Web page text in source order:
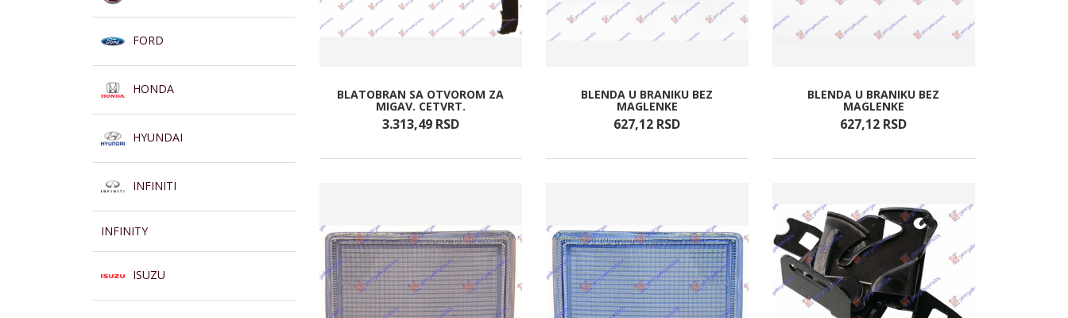
FORD
HONDA
HYUNDAI
INFINITI
INFINITY
ISUZU
BLATOBRAN SA OTVOROM ZA
MIGAV. CETVRT.
3.313,49 RSD
BLENDA U BRANIKU BEZ
MAGLENKE
627,12 RSD
BLENDA U BRANIKU BEZ
MAGLENKE
627,12 RSD